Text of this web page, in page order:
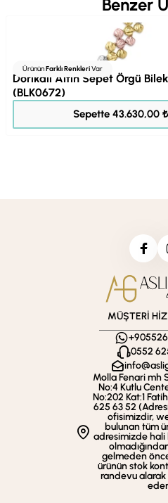
Benzer
ÜrününFarklı RenkleriVar
Dorikalı Altın Sepet Örgü
(BLK0672)
Sepette 43.630,00 ₺
MÜŞTERİ
0552
Molla Fenari mh
No:4 Kutlu
No:202 Kat:1
625 63 52
ofisimizdir,
bulunan tüm
adresimizde hali
gelmeden
ürünün stok
randevu